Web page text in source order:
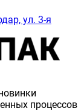
ул. 3-я
процессов